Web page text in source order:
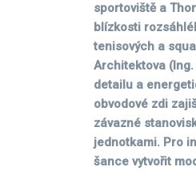
sportoviště a
blízkosti
tenisových a
Architektova
detailu a
obvodové zdi
závazné
jednotkami. Pro
šance vytvořit